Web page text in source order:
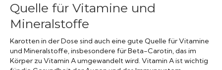
Quelle für Vitamine und
Mineralstoffe
Karotten in der Dose sind auch eine gute Quelle für Vitamine
und Mineralstoffe, insbesondere für Beta-Carotin, das im
Körper zu Vitamin A umgewandelt wird. Vitamin A ist wichtig